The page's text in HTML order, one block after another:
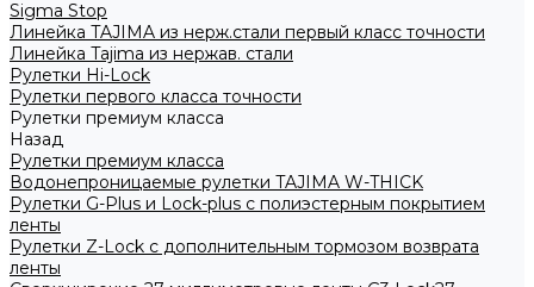
Sigma Stop
Линейка TAJIMA из нерж.стали первый класс точности
Линейка Tajima из нержав. стали
Рулетки Hi-Lock
Рулетки первого класса точности
Рулетки премиум класса
Назад
Рулетки премиум класса
Водонепроницаемые рулетки TAJIMA W-THICK
Рулетки G-Plus и Lock-plus с полиэстерным покрытием
ленты
Рулетки Z-Lock с дополнительным тормозом возврата
ленты